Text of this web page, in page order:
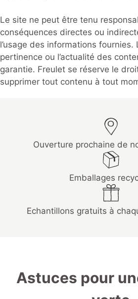
Le site ne peut être tenu
conséquences directes ou
l’usage des informations fournies.
pertinence ou l’actualité des
garantie. Freulet se réserve le
supprimer tout contenu à tout
Ouverture prochaine de
Emballages
Echantillons gratuits à
Astuces pour